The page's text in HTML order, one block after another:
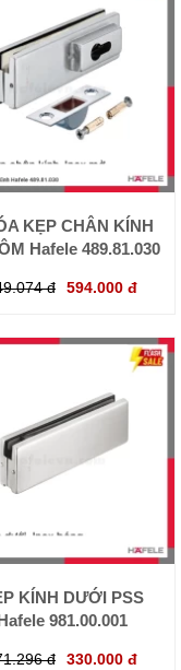
KẸP CHÂN KÍNH
Hafele 489.81.030
đ 594.000 đ
KÍNH DƯỚI PSS
981.00.001
đ 330.000 đ